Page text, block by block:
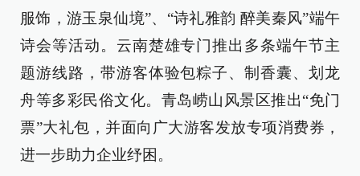
服饰，游玉泉仙境”、“诗礼雅韵 醉美秦风”端午
诗会等活动。云南楚雄专门推出多条端午节主
题游线路，带游客体验包粽子、制香囊、划龙
舟等多彩民俗文化。青岛崂山风景区推出“免门
票”大礼包，并面向广大游客发放专项消费券，
进一步助力企业纾困。